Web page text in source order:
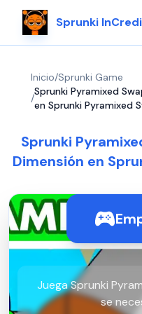
Sprunki
Inicio/Sprunki Game
/
Sprunki Pyramixed
en Sprunki Pyramixed
Sprunki
Dimensión en
Juega Sprunki
se